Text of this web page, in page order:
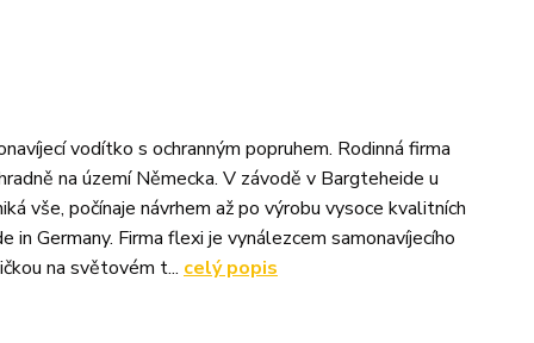
vodítko s ochranným popruhem. Rodinná firma
na území Německa. V závodě v Bargteheide u
vše, počínaje návrhem až po výrobu vysoce kvalitních
in Germany. Firma flexi je vynálezcem samonavíjecího
na světovém t... celý popis